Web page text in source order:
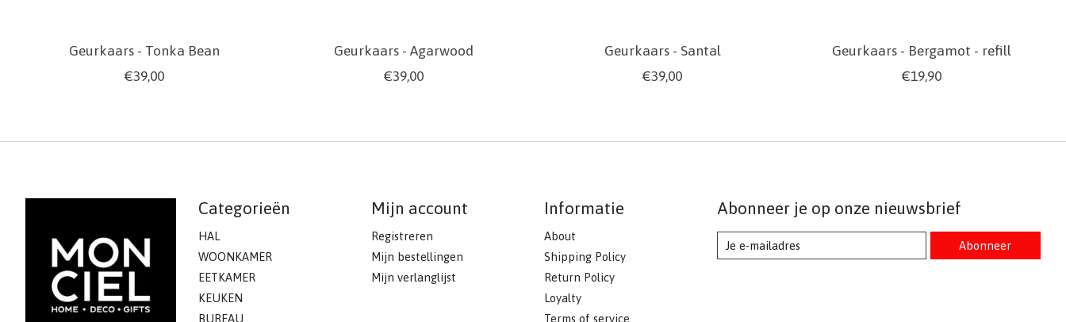
Geurkaars - Tonka Bean
€39,00
Geurkaars - Agarwood
€39,00
Geurkaars - Santal
€39,00
Geurkaars - Bergamot - refill
€19,90
Categorieën
HAL
WOONKAMER
EETKAMER
KEUKEN
BUREAU
Mijn account
Registreren
Mijn bestellingen
Mijn verlanglijst
Informatie
About
Shipping Policy
Return Policy
Loyalty
Terms of service
Abonneer je op onze nieuwsbrief
Abonneer